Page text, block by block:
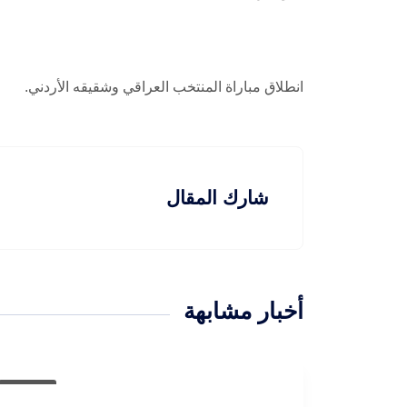
انطلاق مباراة المنتخب العراقي وشقيقه الأردني.
شارك المقال
أخبار مشابهة